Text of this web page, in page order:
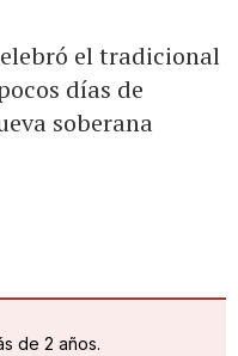
el tradicional
días de
soberana
de 2 años.